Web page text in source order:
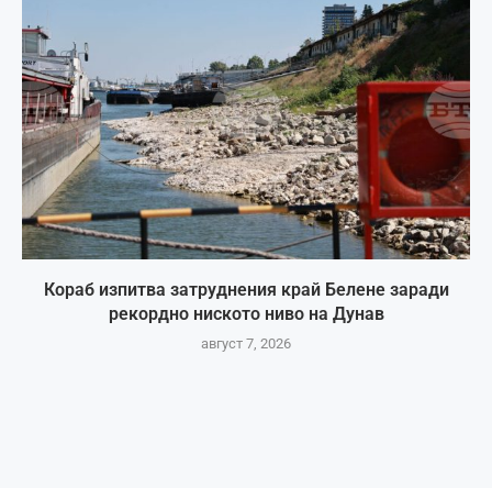
Кораб изпитва затруднения край Белене заради
рекордно ниското ниво на Дунав
август 7, 2026